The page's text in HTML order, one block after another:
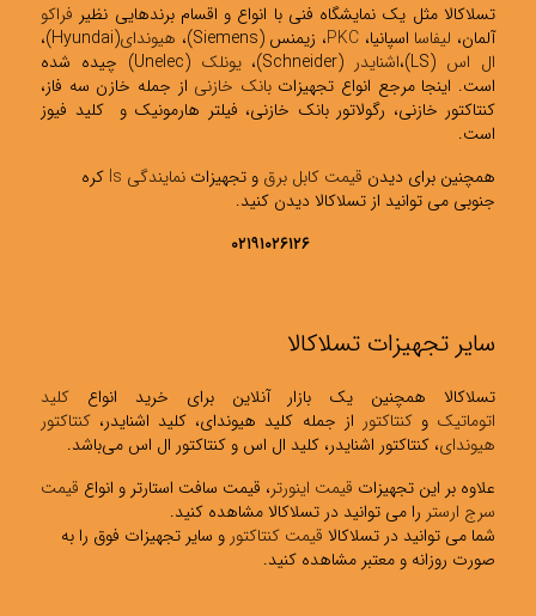
تسلاکالا مثل یک نمایشگاه فنی با انواع و اقسام برندهایی نظیر فراکو
آلمان، لیفاسا اسپانیا، PKC، زیمنس (Siemens)، هیوندای(Hyundai)،
ال اس (LS)، اشنایدر (Schneider)، یونلک
(Unelec) چیده شده
است. اینجا مرجع انواع تجهیزاتبانک خازنی از جمله خازن سه فاز،
کنتاکتور خازنی، رگولاتور بانک خازنی، فیلتر هارمونیک و کلید فیوز
است.
همچنین برای دیدن قیمت کابل برق و تجهیزات نمایندگی ls
کره
جنوبی می توانید از تسلاکالا دیدن کنید.
۰۲۱۹۱۰۲۶۱۲۶
سایر تجهیزات تسلاکالا
تسلاکالا همچنین یک بازار آنلاین برای خرید انواع کلید
اتوماتیک وکنتاکتور از جمله کلید هیوندای، کلید اشنایدر، کنتاکتور
هیوندای، کنتاکتور اشنایدر، کلید ال اس و کنتاکتور ال اس می‌باشد.
علاوه بر این تجهیزات قیمت اینورتر، قیمت سافت استارتر و انواع قیمت
سرج ارستر را می توانید در تسلاکالا مشاهده کنید.
شما می توانید در تسلاکالا قیمت کنتاکتور و سایر تجهیزات فوق را به
صورت روزانه و معتبر مشاهده کنید.